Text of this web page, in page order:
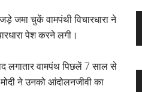
जमा चुकें वामपंथी विचारधारा ने
पेश करने लगी।
लगातार वामपंथ पिछलें 7 साल से
ने उनको आंदोलनजीवी का